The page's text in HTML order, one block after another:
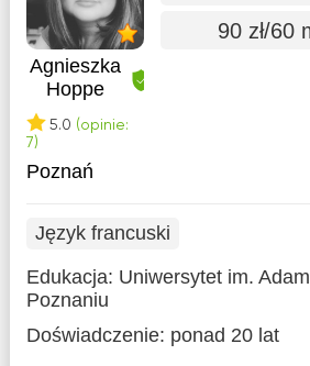
Agnieszka
Hoppe
5.0 (opinie:
7)
90 zł/60
Poznań
Język francuski
Edukacja: Uniwersytet im.
Poznaniu
Doświadczenie: ponad 20 lat